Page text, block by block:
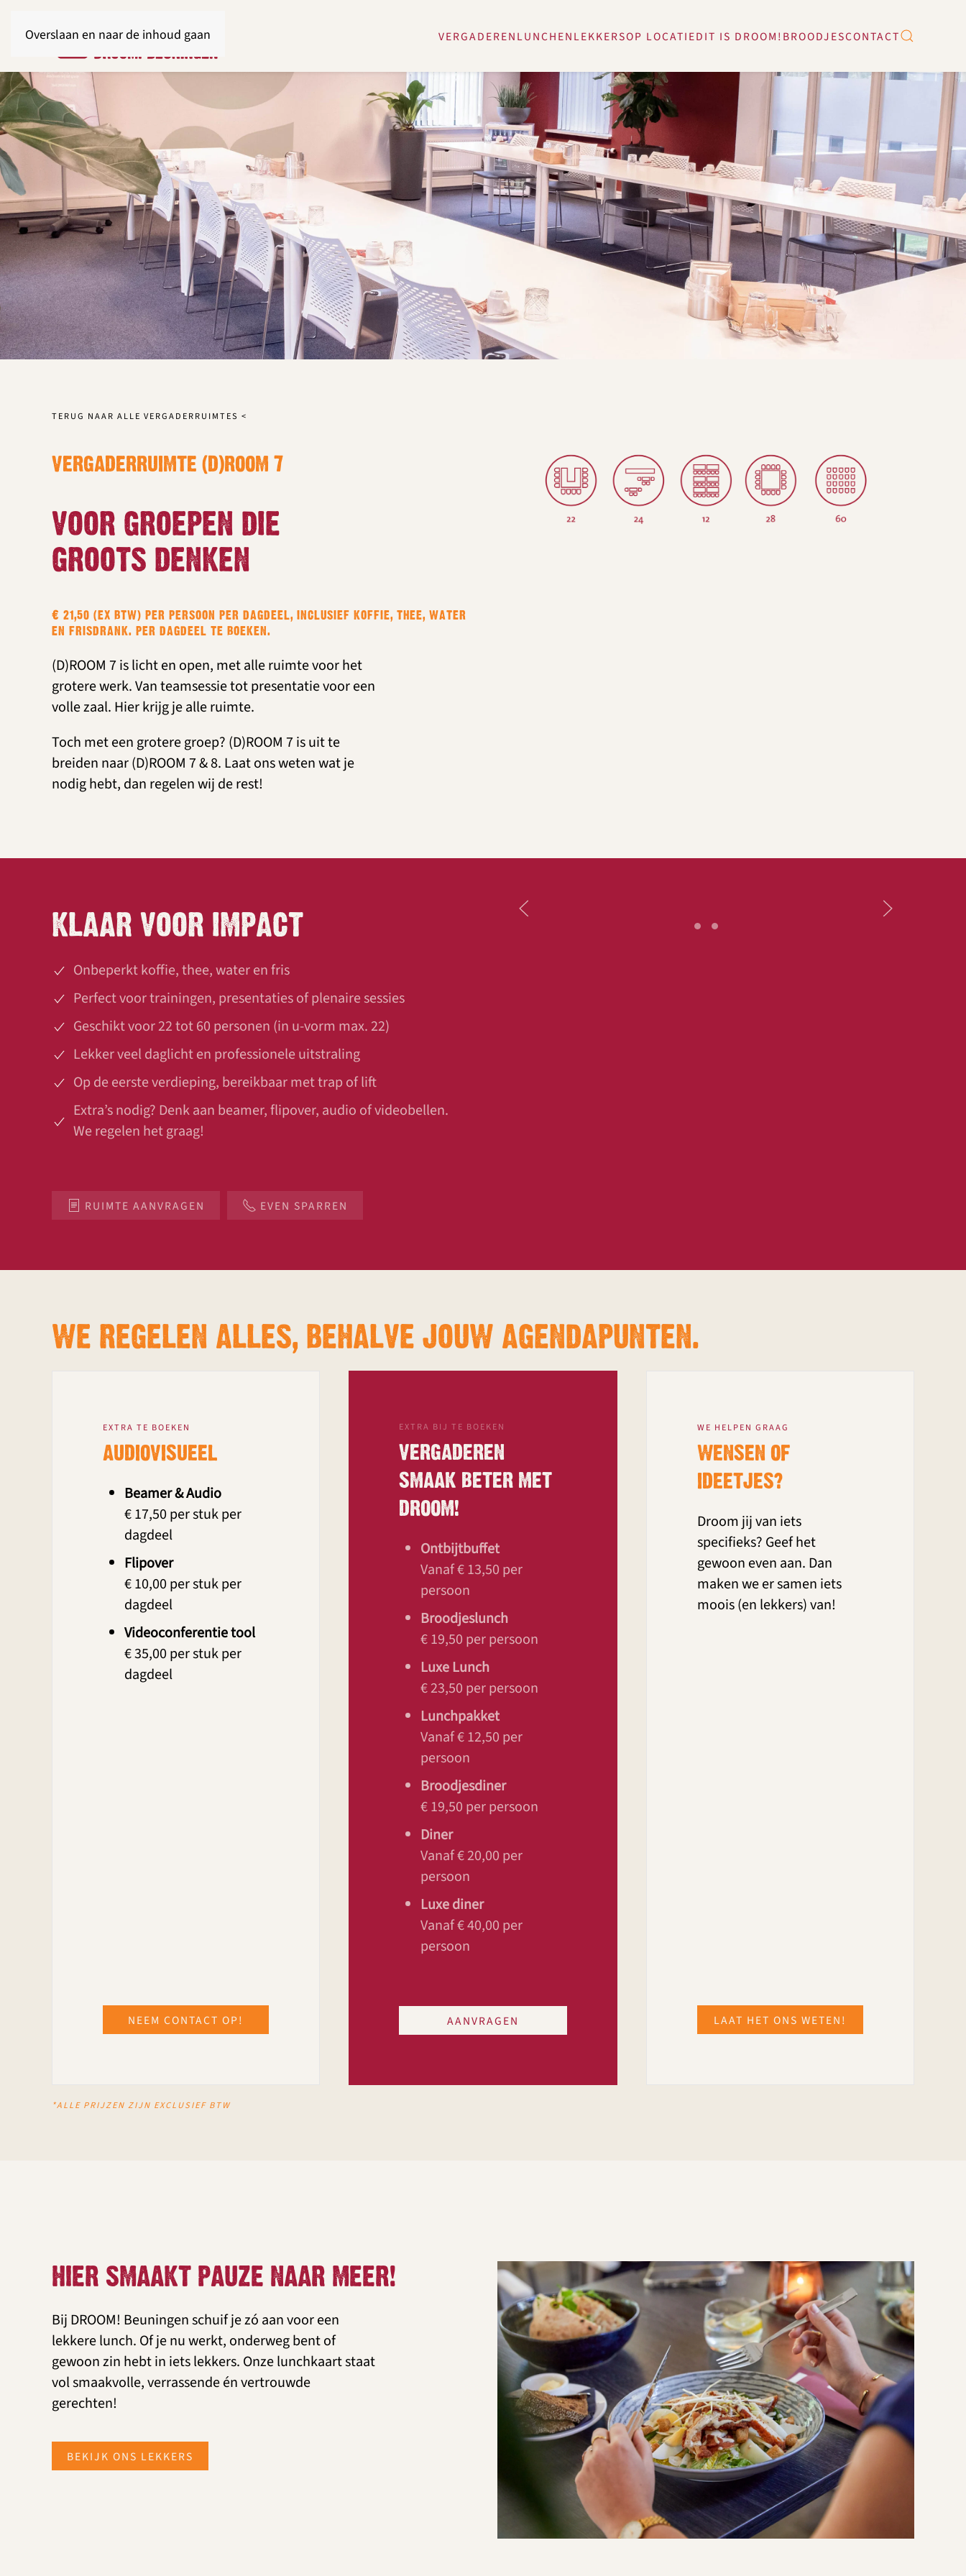
Overslaan en naar de inhoud gaan VERGADEREN LUNCHEN LEKKERSOP LOCATIEDIT IS DROOM! BROODJESCONTACT
TERUG NAAR ALLE VERGADERRUIMTES <
VERGADERRUIMTE (D)ROOM 7
VOOR GROEPEN DIE
GROOTS DENKEN
€ 21,50 (EX BTW) PER PERSOON PER DAGDEEL, INCLUSIEF KOFFIE, THEE, WATER
EN FRISDRANK. PER DAGDEEL TE BOEKEN.
(D)ROOM 7 is licht en open, met alle ruimte voor het
grotere werk. Van teamsessie tot presentatie voor een
volle zaal. Hier krijg je alle ruimte.
Toch met een grotere groep? (D)ROOM 7 is uit te
breiden naar (D)ROOM 7 & 8. Laat ons weten wat je
nodig hebt, dan regelen wij de rest!
KLAAR VOOR IMPACT
Onbeperkt koffie, thee, water en fris
Perfect voor trainingen, presentaties of plenaire sessies
Geschikt voor 22 tot 60 personen (in u-vorm max. 22)
Lekker veel daglicht en professionele uitstraling
Op de eerste verdieping, bereikbaar met trap of lift
Extra’s nodig? Denk aan beamer, flipover, audio of videobellen.
We regelen het graag!
RUIMTE AANVRAGEN EVEN SPARREN
WE REGELEN ALLES, BEHALVE JOUW AGENDAPUNTEN.
EXTRA TE BOEKEN
AUDIOVISUEEL
Beamer & Audio
€ 17,50 per stuk per
dagdeel
Flipover
€ 10,00 per stuk per
dagdeel
Videoconferentie tool
€ 35,00 per stuk per
dagdeel
NEEM CONTACT OP!
EXTRA BIJ TE BOEKEN
VERGADEREN
SMAAK BETER MET
DROOM!
Ontbijtbuffet
Vanaf € 13,50 per
persoon
Broodjeslunch
€ 19,50 per persoon
Luxe Lunch
€ 23,50 per persoon
Lunchpakket
Vanaf € 12,50 per
persoon
Broodjesdiner
€ 19,50 per persoon
Diner
Vanaf € 20,00 per
persoon
Luxe diner
Vanaf € 40,00 per
persoon
AANVRAGEN
WE HELPEN GRAAG
WENSEN OF
IDEETJES?
Droom jij van iets
specifieks? Geef het
gewoon even aan. Dan
maken we er samen iets
moois (en lekkers) van!
LAAT HET ONS WETEN!
*ALLE PRIJZEN ZIJN EXCLUSIEF BTW
HIER SMAAKT PAUZE NAAR MEER!
Bij DROOM! Beuningen schuif je zó aan voor een
lekkere lunch. Of je nu werkt, onderweg bent of
gewoon zin hebt in iets lekkers. Onze lunchkaart staat
vol smaakvolle, verrassende én vertrouwde
gerechten!
BEKIJK ONS LEKKERS